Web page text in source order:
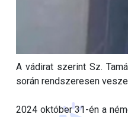
A vádirat szerint Sz.
során rendszeresen
2024 október 31-én a